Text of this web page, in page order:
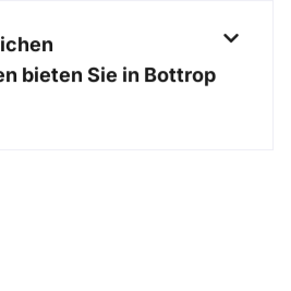
bieten Sie in Bottrop